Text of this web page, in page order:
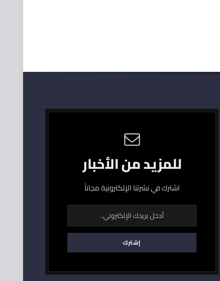
للمزيد من الأخبار
اشترك في نشرتنا الإلكترونية مجاناً